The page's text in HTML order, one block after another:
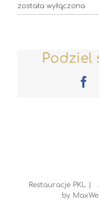
została wyłączona
Podziel
Restauracje PKL |
by